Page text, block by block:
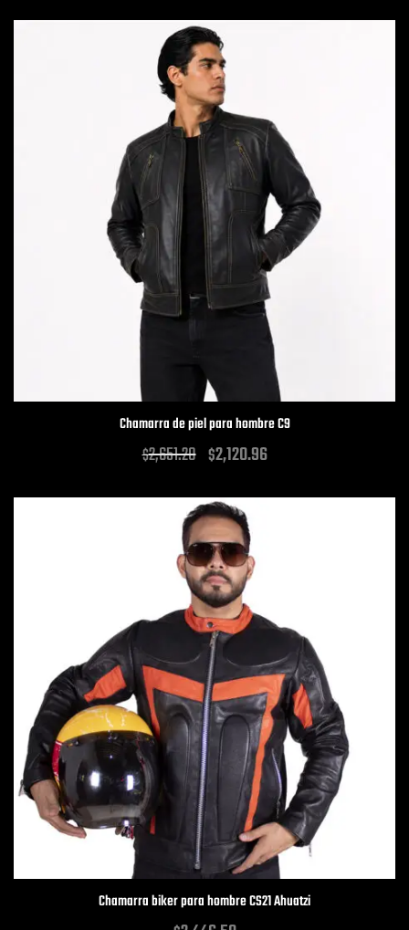
Chamarra de piel para hombre C9
$2,651.20 $2,120.96
Chamarra biker para hombre CS21 Ahuatzi